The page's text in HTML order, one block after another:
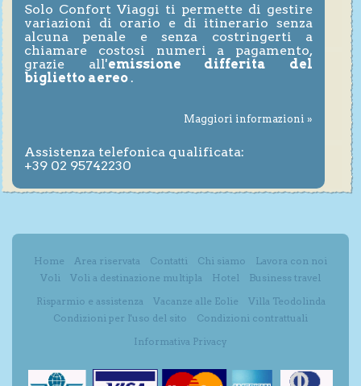
Solo Confort Viaggi ti permette di gestire
variazioni di orario e di itinerario senza
alcuna penale e senza costringerti a
chiamare costosi numeri a pagamento,
grazie all'emissione differita del
biglietto aereo .
Maggiori informazioni »
Assistenza telefonica qualificata:
+39 02 95742230
Home Area riservata Contatti Chi siamo
Lavora con noi
Voli
Voli a destinazione multipla Hotel
Business travel
Risparmio e assistenza
Vacanze alle Eolie
Villa Teodolinda
Condizioni per l'uso del sito
Condizioni contrattuali
Informativa Privacy